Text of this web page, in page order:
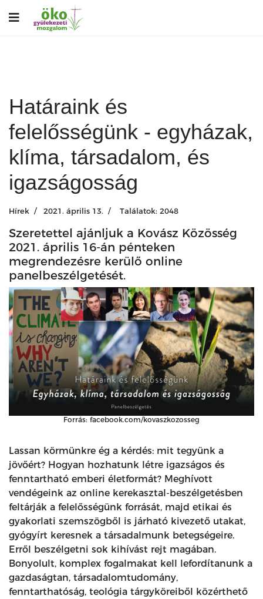
Határaink és
felelősségünk - egyházak,
klíma, társadalom, és
igazságosság
Hírek 2021. április 13. Találatok: 2048
Szeretettel ajánljuk a Kovász Közösség
2021. április 16-án pénteken
megrendezésre kerülő online
panelbeszélgetését.
Forrás: facebook.com/kovaszkozosseg
Lassan körmünkre ég a kérdés: mit tegyünk a
jövőért? Hogyan hozhatunk létre igazságos és
fenntartható emberi életformát? Meghívott
vendégeink az online kerekasztal-beszélgetésben
feltárják a felelősségünk forrását, majd etikai és
gyakorlati szemszögből is járható kivezető utakat,
gyógyírt keresnek a társadalmunk betegségeire.
Erről beszélgetni sok kihívást rejt magában.
Bonyolult, komplex fogalmakat kell lefordítanunk a
gazdaságtan, társadalomtudomány,
fenntarthatóság, teológia tárgyköreiből közérthető